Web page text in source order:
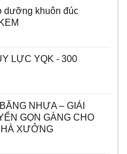
dưỡng khuôn đúc
LỰC YQK - 300
NHỰA – GIẢI
GỌN GÀNG CHO
XƯỞNG